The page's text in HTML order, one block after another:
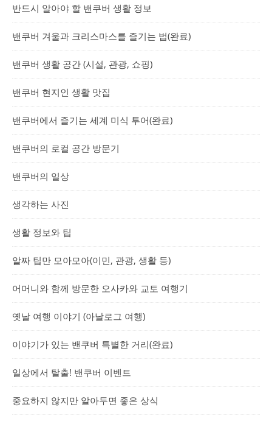
반드시 알아야 할 밴쿠버 생활 정보
밴쿠버 겨울과 크리스마스를 즐기는 법(완료)
밴쿠버 생활 공간 (시설, 관광, 쇼핑)
밴쿠버 현지인 생활 맛집
밴쿠버에서 즐기는 세계 미식 투어(완료)
밴쿠버의 로컬 공간 방문기
밴쿠버의 일상
생각하는 사진
생활 정보와 팁
알짜 팁만 모아모아(이민, 관광, 생활 등)
어머니와 함께 방문한 오사카와 교토 여행기
옛날 여행 이야기 (아날로그 여행)
이야기가 있는 밴쿠버 특별한 거리(완료)
일상에서 탈출! 밴쿠버 이벤트
중요하지 않지만 알아두면 좋은 상식